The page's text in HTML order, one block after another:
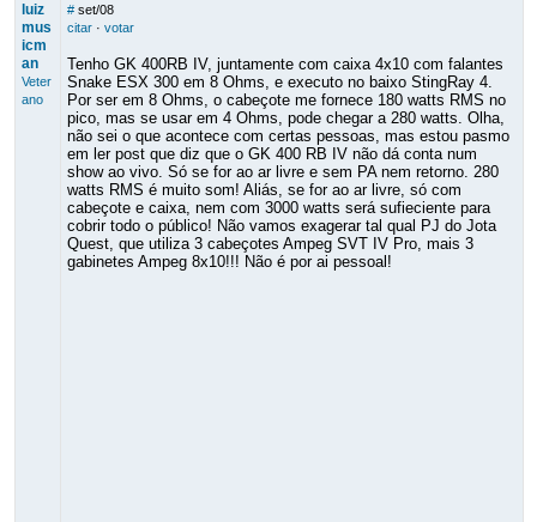
luiz
mus
icm
an
Veter
ano
# set/08
citar· votar
Tenho GK 400RB IV, juntamente com caixa 4x10 com falantes
Snake ESX 300 em 8 Ohms, e executo no baixo StingRay 4.
Por ser em 8 Ohms, o cabeçote me fornece 180 watts RMS no
pico, mas se usar em 4 Ohms, pode chegar a 280 watts. Olha,
não sei o que acontece com certas pessoas, mas estou pasmo
em ler post que diz que o GK 400 RB IV não dá conta num
show ao vivo. Só se for ao ar livre e sem PA nem retorno. 280
watts RMS é muito som! Aliás, se for ao ar livre, só com
cabeçote e caixa, nem com 3000 watts será sufieciente para
cobrir todo o público! Não vamos exagerar tal qual PJ do Jota
Quest, que utiliza 3 cabeçotes Ampeg SVT IV Pro, mais 3
gabinetes Ampeg 8x10!!! Não é por ai pessoal!